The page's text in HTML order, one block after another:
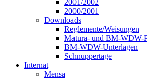
2001/2002
2000/2001
Downloads
Reglemente/Weisungen
Matura- und BM-WDW-
BM-WDW-Unterlagen
Schnuppertage
Internat
Mensa